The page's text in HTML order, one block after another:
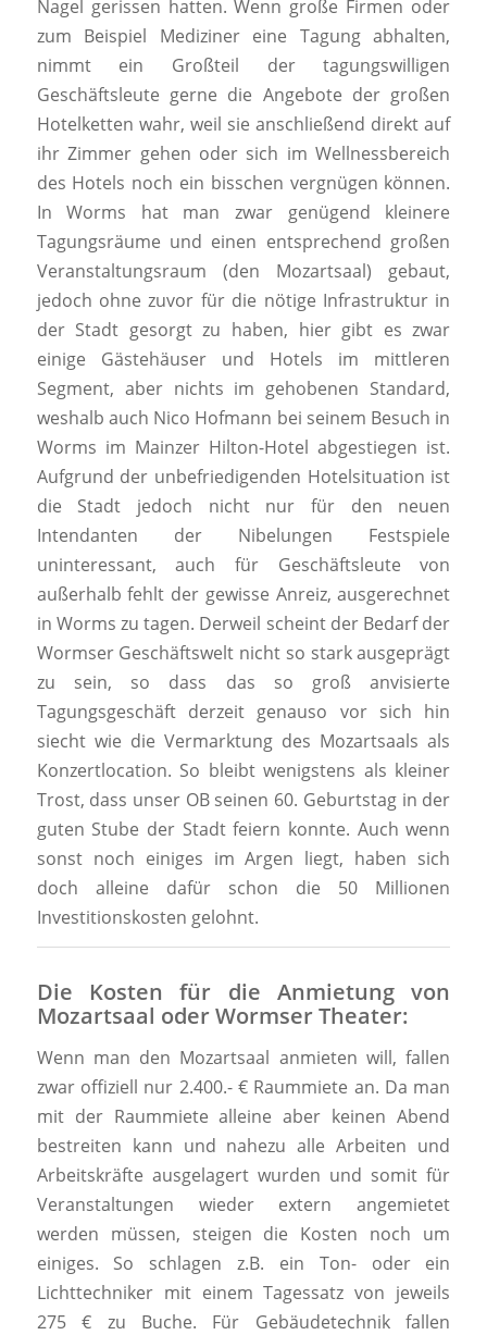
Nagel gerissen hatten. Wenn große Firmen oder
zum Beispiel Mediziner eine Tagung abhalten,
nimmt ein Großteil der tagungswilligen
Geschäftsleute gerne die Angebote der großen
Hotelketten wahr, weil sie anschließend direkt auf
ihr Zimmer gehen oder sich im Wellnessbereich
des Hotels noch ein bisschen vergnügen können.
In Worms hat man zwar genügend kleinere
Tagungsräume und einen entsprechend großen
Veranstaltungsraum (den Mozartsaal) gebaut,
jedoch ohne zuvor für die nötige Infrastruktur in
der Stadt gesorgt zu haben, hier gibt es zwar
einige Gästehäuser und Hotels im mittleren
Segment, aber nichts im gehobenen Standard,
weshalb auch Nico Hofmann bei seinem Besuch in
Worms im Mainzer Hilton-Hotel abgestiegen ist.
Aufgrund der unbefriedigenden Hotelsituation ist
die Stadt jedoch nicht nur für den neuen
Intendanten der Nibelungen Festspiele
uninteressant, auch für Geschäftsleute von
außerhalb fehlt der gewisse Anreiz, ausgerechnet
in Worms zu tagen. Derweil scheint der Bedarf der
Wormser Geschäftswelt nicht so stark ausgeprägt
zu sein, so dass das so groß anvisierte
Tagungsgeschäft derzeit genauso vor sich hin
siecht wie die Vermarktung des Mozartsaals als
Konzertlocation. So bleibt wenigstens als kleiner
Trost, dass unser OB seinen 60. Geburtstag in der
guten Stube der Stadt feiern konnte. Auch wenn
sonst noch einiges im Argen liegt, haben sich
doch alleine dafür schon die 50 Millionen
Investitionskosten gelohnt.
Die Kosten für die Anmietung von
Mozartsaal oder Wormser Theater:
Wenn man den Mozartsaal anmieten will, fallen
zwar offiziell nur 2.400.- € Raummiete an. Da man
mit der Raummiete alleine aber keinen Abend
bestreiten kann und nahezu alle Arbeiten und
Arbeitskräfte ausgelagert wurden und somit für
Veranstaltungen wieder extern angemietet
werden müssen, steigen die Kosten noch um
einiges. So schlagen z.B. ein Ton- oder ein
Lichttechniker mit einem Tagessatz von jeweils
275 € zu Buche. Für Gebäudetechnik fallen